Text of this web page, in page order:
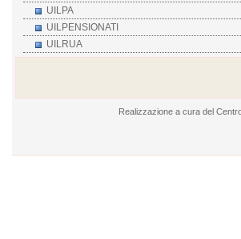
UILPA
UILPENSIONATI
UILRUA
Realizzazione a cura del